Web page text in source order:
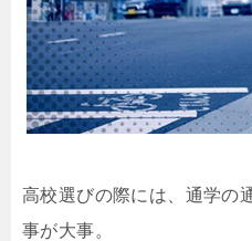
高校選びの際には、通学の
事が大事。